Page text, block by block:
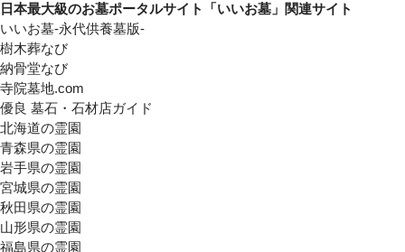
日本最大級のお墓ポータルサイト「いいお墓」関連サイト
いいお墓-永代供養墓版-
樹木葬なび
納骨堂なび
寺院墓地.com
優良 墓石・石材店ガイド
北海道の霊園
青森県の霊園
岩手県の霊園
宮城県の霊園
秋田県の霊園
山形県の霊園
福島県の霊園